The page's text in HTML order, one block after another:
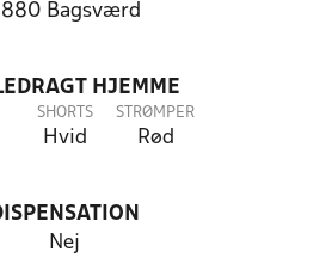
Bagsværd
HJEMME
SHORTS
Hvid
STRØMPER
Rød
Nej